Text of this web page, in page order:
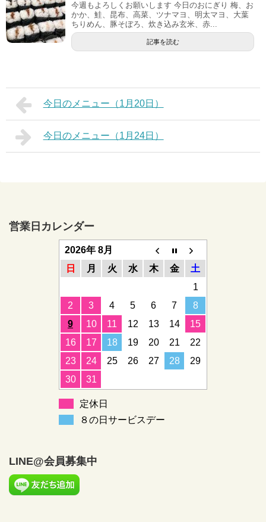
今週もよろしくお願いします 今日のおにぎり 梅、お
かか、鮭、昆布、高菜、ツナマヨ、明太マヨ、大葉
ちりめん、豚そぼろ、炊き込み玄米、赤...
記事を読む
今日のメニュー（1月20日）
今日のメニュー（1月24日）
営業日カレンダー
2026年 8月
日
月 火 水 木 金
土
1
2
3 4 5 6 7
8
9
10 11 12 13 14
15
16
17 18 19 20 21
22
23
24 25 26 27 28
29
30
31
定休日
８の日サービスデー
LINE@会員募集中